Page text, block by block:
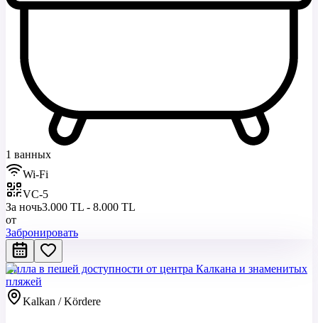
1 ванных
Wi-Fi
VC-5
За ночь3.000 TL - 8.000 TL
от
Забронировать
Вилла в пешей доступности от центра Калкана и знаменитых
пляжей
Kalkan / Kördere